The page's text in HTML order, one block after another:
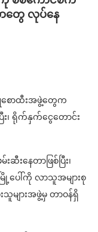
ာတွေ လုပ်နေ
ျူစောထီးအဖွဲ့တွေက
၊ ရိုက်နှက်ငွေတောင်း
းနေတာဖြစ်ပြီး၊
ပေါ်ကို လာသူအများစု
ျားအဖွဲ့မှ တာဝန်ရှိ